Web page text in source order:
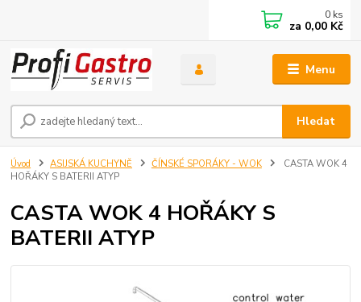
Menu
Hledat
0 ks
za 0,00 Kč
Úvod ASIJSKÁ KUCHYNĚ ČÍNSKÉ SPORÁKY - WOK
CASTA WOK 4
HOŘÁKY S BATERII ATYP
CASTA WOK 4 HOŘÁKY S
BATERII ATYP